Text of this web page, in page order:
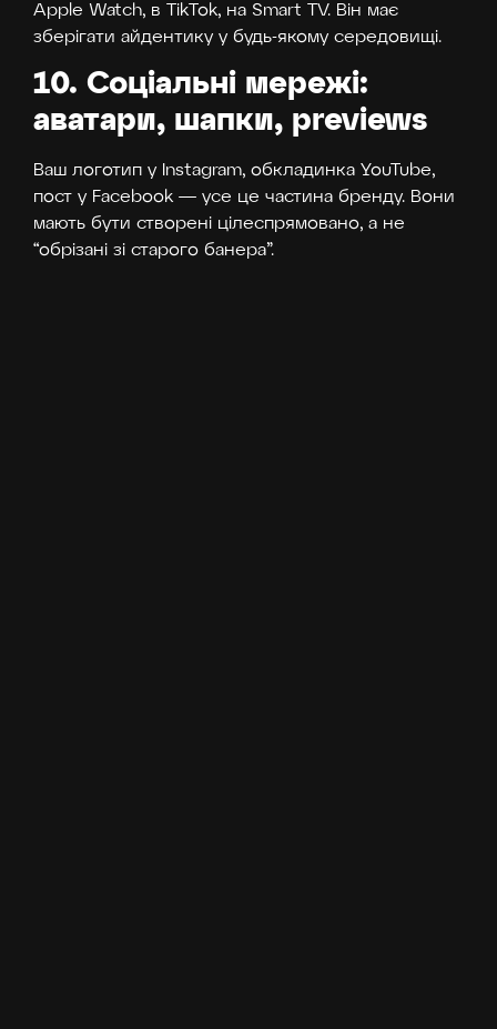
Apple Watch, в TikTok, на Smart TV. Він має
зберігати айдентику у будь-якому середовищі.
10. Соціальні мережі:
аватари, шапки, previews
Ваш логотип у Instagram, обкладинка YouTube,
пост у Facebook — усе це частина бренду. Вони
мають бути створені цілеспрямовано, а не
“обрізані зі старого банера”.